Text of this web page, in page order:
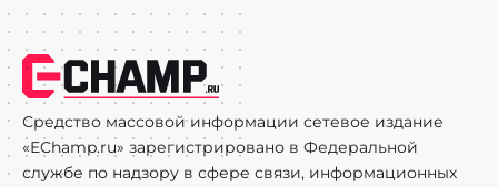
Средство массовой информации сетевое издание
«EChamp.ru» зарегистрировано в Федеральной
службе по надзору в сфере связи, информационных